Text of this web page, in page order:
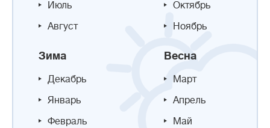
Июль
Август
Октябрь
Ноябрь
Зима
Декабрь
Январь
Февраль
Весна
Март
Апрель
Май